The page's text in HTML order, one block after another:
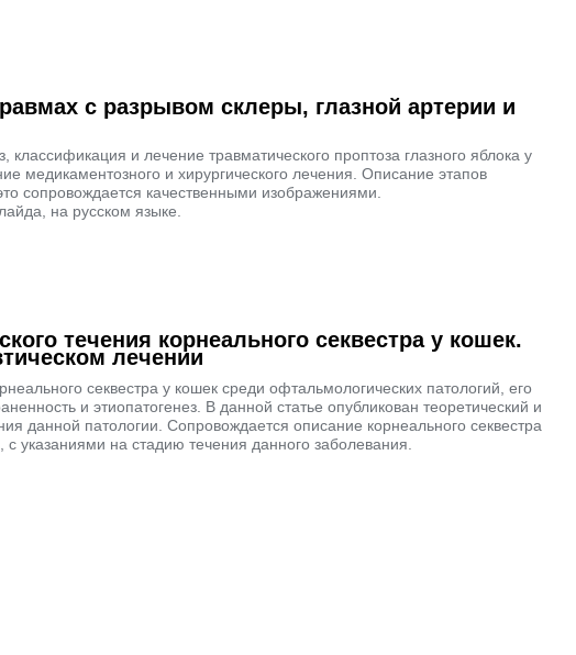
с разрывом склеры, глазной артерии и
и лечение травматического проптоза глазного яблока у
медикаментозного и хирургического лечения. Описание этапов
сопровождается качественными изображениями.
на русском языке.
течения корнеального секвестра у кошек.
лечении
секвестра у кошек среди офтальмологических патологий, его
и этиопатогенез. В данной статье опубликован теоретический и
данной патологии. Сопровождается описание корнеального секвестра
указаниями на стадию течения данного заболевания.